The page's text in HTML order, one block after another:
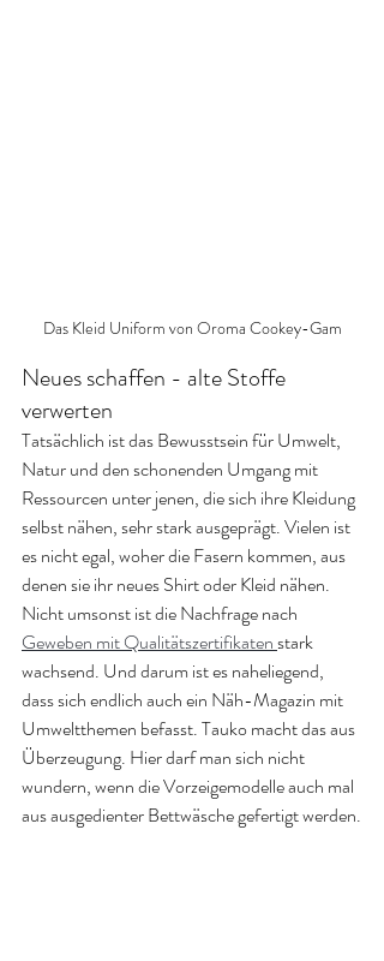
Das Kleid Uniform von Oroma Cookey-Gam
Neues schaffen - alte Stoffe
verwerten
Tatsächlich ist das Bewusstsein für Umwelt,
Natur und den schonenden Umgang mit
Ressourcen unter jenen, die sich ihre Kleidung
selbst nähen, sehr stark ausgeprägt. Vielen ist
es nicht egal, woher die Fasern kommen, aus
denen sie ihr neues Shirt oder Kleid nähen.
Nicht umsonst ist die Nachfrage nach
Geweben mit Qualitätszertifikaten stark
wachsend. Und darum ist es naheliegend,
dass sich endlich auch ein Näh-Magazin mit
Umweltthemen befasst. Tauko macht das aus
Überzeugung. Hier darf man sich nicht
wundern, wenn die Vorzeigemodelle auch mal
aus ausgedienter Bettwäsche gefertigt werden.